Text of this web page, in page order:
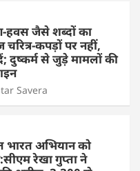
हवस जैसे शब्दों का
कपड़ों पर नहीं,
दुष्कर्म से जुड़े मामलों की
Savera
भारत अभियान को
रेखा गुप्ता ने